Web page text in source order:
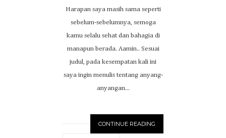
Harapan saya masih sama seperti
sebelum-sebelumnya, semoga
kamu selalu sehat dan bahagia di
manapun berada. Aamin.. Sesuai
judul, pada kesempatan kali ini
saya ingin menulis tentang anyang-
anyangan...
CONTINUE READING